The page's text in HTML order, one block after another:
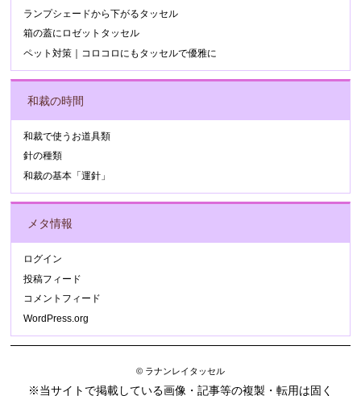
ランプシェードから下がるタッセル
箱の蓋にロゼットタッセル
ペット対策｜コロコロにもタッセルで優雅に
和裁の時間
和裁で使うお道具類
針の種類
和裁の基本「運針」
メタ情報
ログイン
投稿フィード
コメントフィード
WordPress.org
© ラナンレイタッセル
※当サイトで掲載している画像・記事等の複製・転用は固く